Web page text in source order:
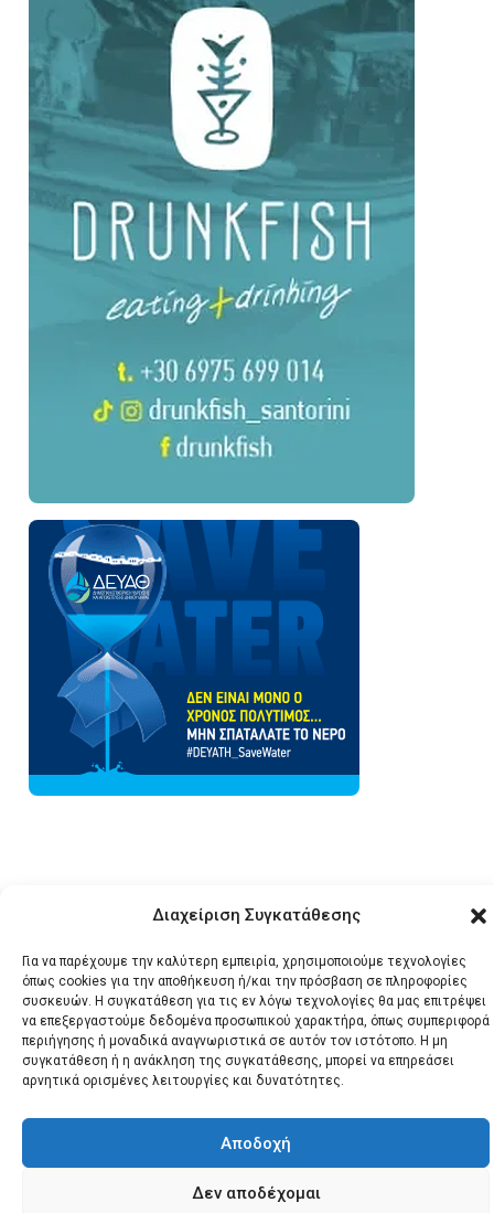
Διαχείριση Συγκατάθεσης
Για να παρέχουμε την καλύτερη εμπειρία, χρησιμοποιούμε τεχνολογίες
όπως cookies για την αποθήκευση ή/και την πρόσβαση σε πληροφορίες
συσκευών. Η συγκατάθεση για τις εν λόγω τεχνολογίες θα μας επιτρέψει
να επεξεργαστούμε δεδομένα προσωπικού χαρακτήρα, όπως συμπεριφορά
περιήγησης ή μοναδικά αναγνωριστικά σε αυτόν τον ιστότοπο. Η μη
συγκατάθεση ή η ανάκληση της συγκατάθεσης, μπορεί να επηρεάσει
αρνητικά ορισμένες λειτουργίες και δυνατότητες.
Αποδοχή
Δεν αποδέχομαι
© 2026 Santonews - Όλα
κατοχυρωμένα.